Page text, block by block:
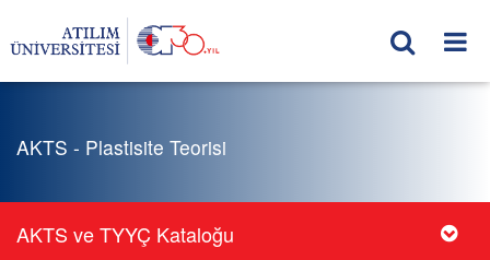
AKTS - Plastisite Teorisi
AKTS ve TYYÇ Kataloğu